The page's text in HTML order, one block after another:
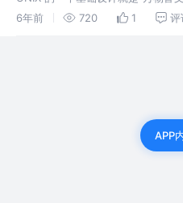
必知道一个文件到底映射成什么，
6年前 720 1 评
APP